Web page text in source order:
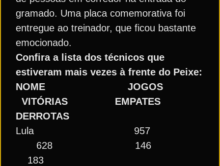
gramado. Uma placa comemorativa foi
entregue ao treinador, que ficou bastante
emocionado.
Confira a lista dos técnicos que
estiveram mais vezes à frente do Peixe:
NOME
JOGOS
VITÓRIAS
EMPATES
DERROTAS
Lula 957
628 146
183